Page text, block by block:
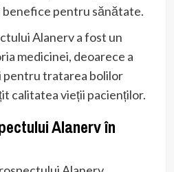
pentru sănătate.
Alanerv a fost un
medicinei, deoarece a
pentru tratarea bolilor
calitatea vieții pacienților.
Alanerv în